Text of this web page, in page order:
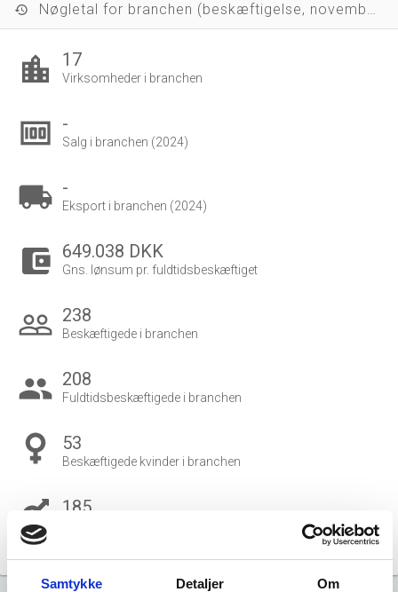
Samtykke Detaljer Om
history Nøgletal for branchen (beskæftigelse, november 2023)
location_city 17
Virksomheder i branchen
money -
Salg i branchen (2024)
local_shipping -
Eksport i branchen (2024)
account_balance_wallet 649.038 DKK
Gns. lønsum pr. fuldtidsbeskæftiget
people_outline 238
Beskæftigede i branchen
group 208
Fuldtidsbeskæftigede i branchen
53
Beskæftigede kvinder i branchen
185
Gå tilUdvidet brancheanalysefor historiske data.